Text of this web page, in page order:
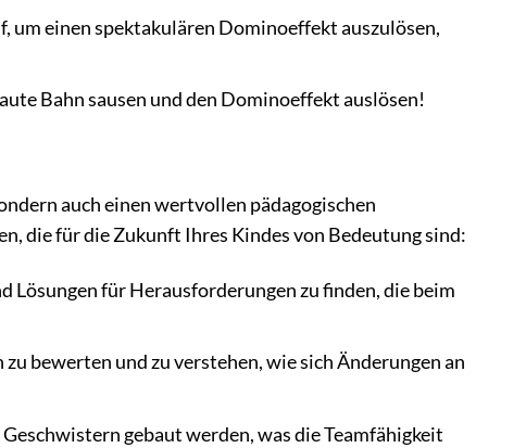
um einen spektakulären Dominoeffekt auszulösen,
Bahn sausen und den Dominoeffekt auslösen!
auch einen wertvollen pädagogischen
die für die Zukunft Ihres Kindes von Bedeutung sind:
Lösungen für Herausforderungen zu finden, die beim
bewerten und zu verstehen, wie sich Änderungen an
gebaut werden, was die Teamfähigkeit